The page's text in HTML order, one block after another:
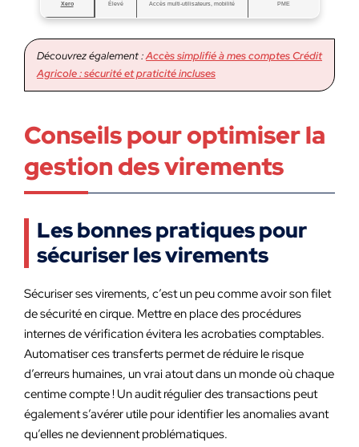
Xero Élevé Accès multi-utilisateurs, mobilité PME
Découvrez également :Accès simplifié à mes comptes Crédit
Agricole : sécurité et praticité incluses
Conseils pour optimiser la
gestion des virements
Les bonnes pratiques pour
sécuriser les virements
Sécuriser ses virements, c’est un peu comme avoir son filet
de sécurité en cirque. Mettre en place des procédures
internes de vérification évitera les acrobaties comptables.
Automatiser ces transferts permet de réduire le risque
d’erreurs humaines, un vrai atout dans un monde où chaque
centime compte ! Un audit régulier des transactions peut
également s’avérer utile pour identifier les anomalies avant
qu’elles ne deviennent problématiques.